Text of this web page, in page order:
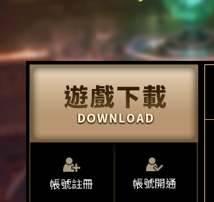
帳號註冊 帳號開通